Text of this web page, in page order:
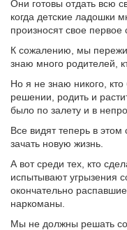
Они готовы отдать всю
когда детские ладошки
произносят свое
К сожалению, мы
знаю много родителей,
Но я не знаю никого,
решении, родить и
было по залету и в
Все видят теперь в
зачать новую жизнь.
А вот среди тех, кто
испытывают угрызения
окончательно
наркоманы.
Мы не должны решать